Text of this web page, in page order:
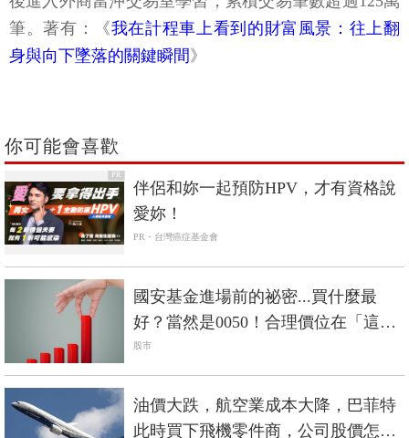
農產品與美國公債期貨，22歲賺到了第一個百萬。而
後進入外商當沖交易室學習，累積交易筆數超過125萬
你可能會喜歡
PR
伴侶和妳一起預防HPV，才有資格說
國安基金進場前的祕密...買什麼最